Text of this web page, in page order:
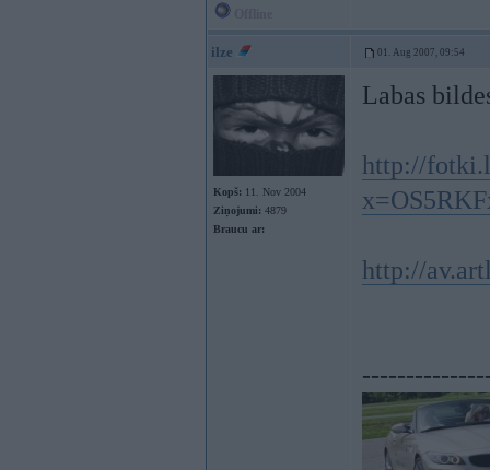
ilze 01. Aug 2007, 09:54
Kopš: 11. Nov 2004
Ziņojumi: 4879
Braucu ar:
Labas
http://
http://